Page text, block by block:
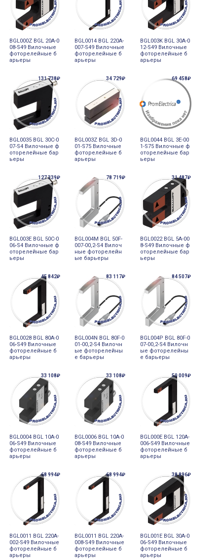
BGL000Z BGL 20A-0
08-S49 Вилочные
фоторелейные б
арьеры
BGL0014 BGL 220A-
007-S49 Вилочные
фоторелейные б
арьеры
BGL003K BGL 30A-0
12-S49 Вилочные
фоторелейные б
арьеры
131 738₽
BGL0035 BGL 30C-0
07-S4 Вилочные ф
оторелейные бар
ьеры
34 729₽
BGL003Z BGL 3D-0
01-S75 Вилочные
фоторелейные б
арьеры
69 458₽
BGL0044 BGL 3E-00
1-S75 Вилочные ф
оторелейные бар
ьеры
127 339₽
BGL003E BGL 50C-0
06-S4 Вилочные ф
оторелейные бар
ьеры
78 719₽
BGL004M BGL 50F-
007-00,2-S4 Вилоч
ные фоторелейн
ые барьеры
31 487₽
BGL0022 BGL 5A-00
8-S49 Вилочные ф
оторелейные бар
ьеры
45 842₽
BGL0028 BGL 80A-0
06-S49 Вилочные
фоторелейные б
арьеры
83 117₽
BGL004N BGL 80F-0
01-00,2-S4 Вилочн
ые фоторелейны
е барьеры
84 507₽
BGL004P BGL 80F-0
07-00,2-S4 Вилочн
ые фоторелейны
е барьеры
33 108₽
BGL0004 BGL 10A-0
06-S49 Вилочные
фоторелейные б
арьеры
33 108₽
BGL0006 BGL 10A-0
08-S49 Вилочные
фоторелейные б
арьеры
50 009₽
BGL000E BGL 120A-
006-S49 Вилочные
фоторелейные б
арьеры
68 994₽
BGL0011 BGL 220A-
002-S49 Вилочные
фоторелейные б
арьеры
68 994₽
BGL0011 BGL 220A-
008-S49 Вилочные
фоторелейные б
арьеры
38 896₽
BGL001E BGL 30A-0
06-S49 Вилочные
фоторелейные б
арьеры